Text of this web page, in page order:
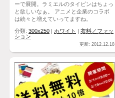
ーで展開。ラミエルのタイピンはちょっ
と欲しいなぁ。 アニメと企業のコラボ
は続々と増えていってますね。
分類: 300x250 | ホワイト | 衣料／ファッ
ション
更新: 2012.12.18